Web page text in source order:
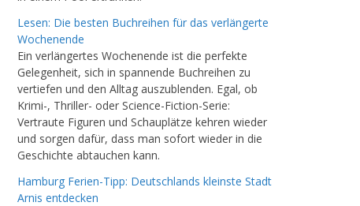
Lesen: Die besten Buchreihen für das verlängerte
Wochenende
Ein verlängertes Wochenende ist die perfekte
Gelegenheit, sich in spannende Buchreihen zu
vertiefen und den Alltag auszublenden. Egal, ob
Krimi-, Thriller- oder Science-Fiction-Serie:
Vertraute Figuren und Schauplätze kehren wieder
und sorgen dafür, dass man sofort wieder in die
Geschichte abtauchen kann.
Hamburg Ferien-Tipp: Deutschlands kleinste Stadt
Arnis entdecken